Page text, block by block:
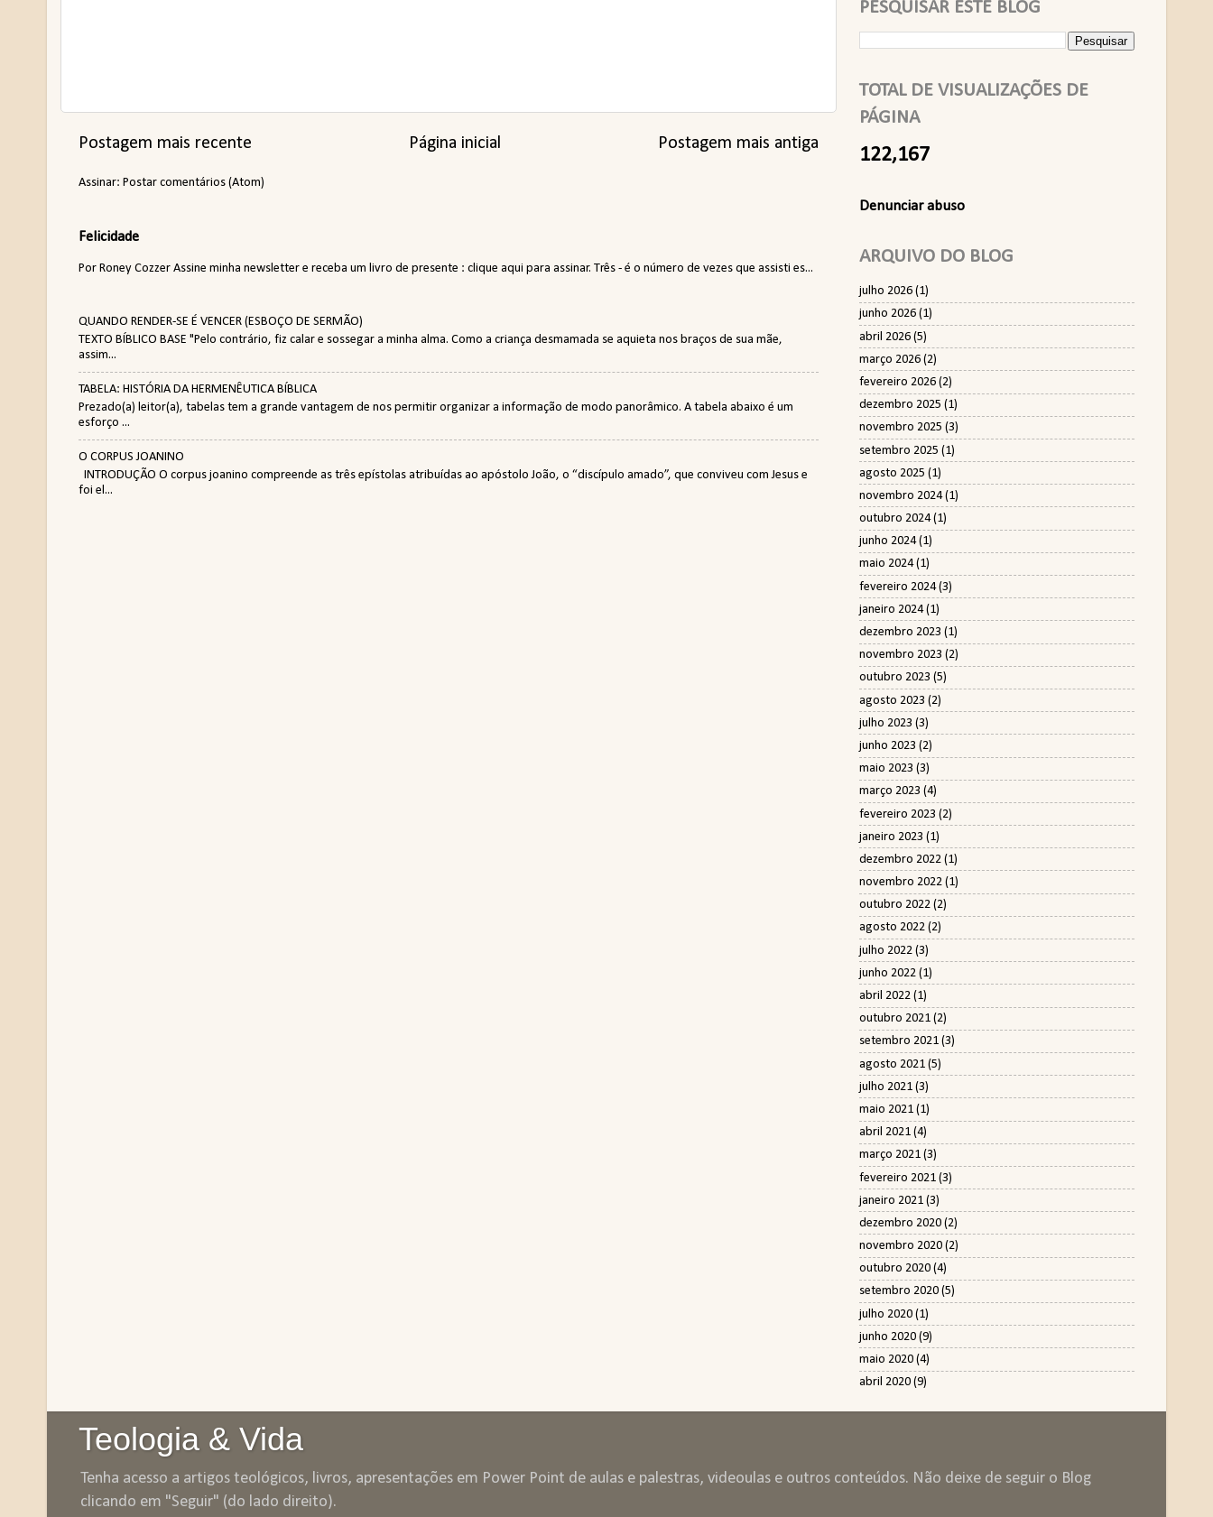
Postagem mais recente Postagem mais antiga
Página inicial
Assinar: Postar comentários (Atom)
Felicidade
Por Roney Cozzer Assine minha newsletter e receba um livro de presente : clique aqui para assinar. Três - é o número de vezes que assisti es...
QUANDO RENDER-SE É VENCER (ESBOÇO DE SERMÃO)
TEXTO BÍBLICO BASE "Pelo contrário, fiz calar e sossegar a minha alma. Como a criança desmamada se aquieta nos braços de sua mãe,
assim...
TABELA: HISTÓRIA DA HERMENÊUTICA BÍBLICA
Prezado(a) leitor(a), tabelas tem a grande vantagem de nos permitir organizar a informação de modo panorâmico. A tabela abaixo é um
esforço ...
O CORPUS JOANINO
INTRODUÇÃO O corpus joanino compreende as três epístolas atribuídas ao apóstolo João, o “discípulo amado”, que conviveu com Jesus e
foi el...
PESQUISAR ESTE BLOG
TOTAL DE VISUALIZAÇÕES DE
PÁGINA
122,167
Denunciar abuso
ARQUIVO DO BLOG
julho 2026 (1)
junho 2026 (1)
abril 2026 (5)
março 2026 (2)
fevereiro 2026 (2)
dezembro 2025 (1)
novembro 2025 (3)
setembro 2025 (1)
agosto 2025 (1)
novembro 2024(1)
outubro 2024(1)
junho 2024(1)
maio 2024(1)
fevereiro 2024(3)
janeiro 2024(1)
dezembro 2023 (1)
novembro 2023 (2)
outubro 2023 (5)
agosto 2023 (2)
julho 2023 (3)
junho 2023 (2)
maio 2023 (3)
março 2023 (4)
fevereiro 2023 (2)
janeiro 2023 (1)
dezembro 2022 (1)
novembro 2022 (1)
outubro 2022 (2)
agosto 2022 (2)
julho 2022 (3)
junho 2022 (1)
abril 2022 (1)
outubro 2021 (2)
setembro 2021 (3)
agosto 2021 (5)
julho 2021 (3)
maio 2021 (1)
abril 2021 (4)
março 2021 (3)
fevereiro 2021 (3)
janeiro 2021 (3)
dezembro 2020 (2)
novembro 2020 (2)
outubro 2020 (4)
setembro 2020 (5)
julho 2020 (1)
junho 2020 (9)
maio 2020 (4)
abril 2020 (9)
Teologia & Vida
Tenha acesso a artigos teológicos, livros, apresentações em Power Point de aulas e palestras, videoulas e outros conteúdos. Não deixe de seguir o Blog
clicando em "Seguir" (do lado direito).